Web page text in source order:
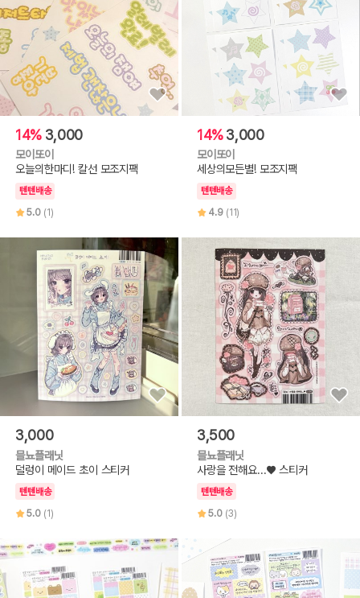
14% 3,000
모이또이
오늘의한마디! 칼선 모조지팩
텐텐배송
5.0 (1)
14%3,000
모이또이
세상의모든별! 모조지팩
텐텐배송
4.9 (11)
3,000
믈뇨플래닛
덜렁이 메이드 초이 스티커
텐텐배송
5.0 (1)
3,500
믈뇨플래닛
사랑을 전해요...♥ 스티커
텐텐배송
5.0 (3)